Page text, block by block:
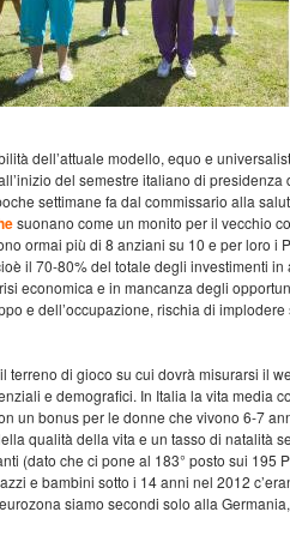
dell’attuale modello, equo e
del semestre italiano di presidenza
settimane fa dal commissario alla
suonano come un monito per il vecchio
ormai più di 8 anziani su 10 e per loro i
il 70-80% del totale degli investimenti in
economica e in mancanza degli
e dell’occupazione, rischia di implodere
terreno di gioco su cui dovrà misurarsi il
e demografici. In Italia la vita media
un bonus per le donne che vivono 6-7
qualità della vita e un tasso di natalità
(dato che ci pone al 183° posto sui 195
e bambini sotto i 14 anni nel 2012
siamo secondi solo alla